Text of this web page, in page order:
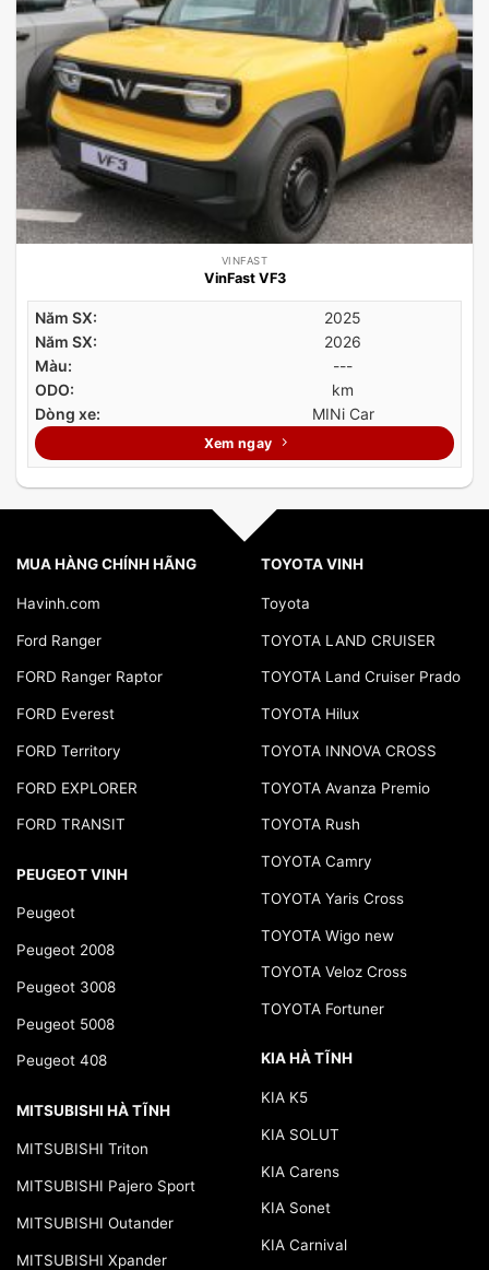
VINFAST
VinFast VF3
Năm SX:
2025
Năm SX:
2026
Màu:
---
ODO:
km
Dòng xe:
MINi Car
Xem ngay
MUA HÀNG CHÍNH HÃNG
Havinh.com
Ford Ranger
FORD Ranger Raptor
FORD Everest
FORD Territory
FORD EXPLORER
FORD TRANSIT
PEUGEOT VINH
Peugeot
Peugeot 2008
Peugeot 3008
Peugeot 5008
Peugeot 408
MITSUBISHI HÀ TĨNH
MITSUBISHI Triton
MITSUBISHI Pajero Sport
MITSUBISHI Outander
MITSUBISHI Xpander
TOYOTA VINH
Toyota
TOYOTA LAND CRUISER
TOYOTA Land Cruiser Prado
TOYOTA Hilux
TOYOTA INNOVA CROSS
TOYOTA Avanza Premio
TOYOTA Rush
TOYOTA Camry
TOYOTA Yaris Cross
TOYOTA Wigo new
TOYOTA Veloz Cross
TOYOTA Fortuner
KIA HÀ TĨNH
KIA K5
KIA SOLUT
KIA Carens
KIA Sonet
KIA Carnival